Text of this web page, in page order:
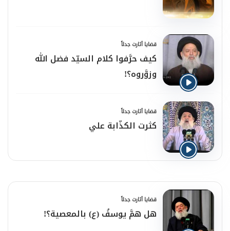
قضايا أثارت جدلاً
كيف حرَّفوا كلام السيّد فضل الله
وزوَّروه؟!
قضايا أثارت جدلاً
كثرت الكذّابة علي
قضايا أثارت جدلاً
هل همَّ يوسفُ (ع) بالمعصية؟!